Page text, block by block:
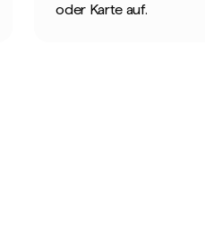
oder Karte auf.